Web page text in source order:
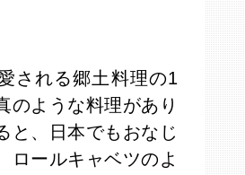
される郷土料理の1
のような料理があり
と、日本でもおなじ
ロールキャベツのよ